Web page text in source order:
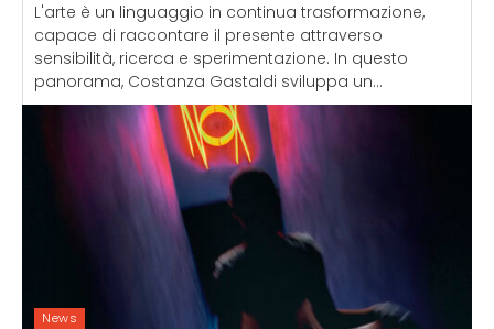
L'arte è un linguaggio in continua trasformazione,
capace di raccontare il presente attraverso
sensibilità, ricerca e sperimentazione. In questo
panorama, Costanza Gastaldi sviluppa un...
News